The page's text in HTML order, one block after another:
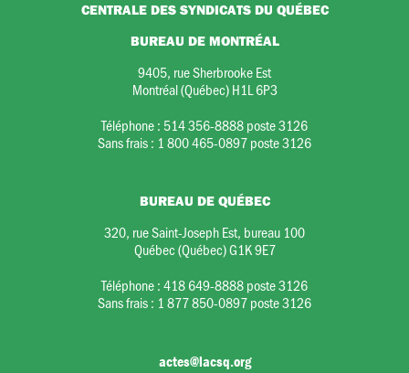
CENTRALE DES SYNDICATS DU QUÉBEC
BUREAU DE MONTRÉAL
9405, rue Sherbrooke Est
Montréal (Québec) H1L 6P3
Téléphone : 514 356-8888 poste 3126
Sans frais : 1 800 465-0897 poste 3126
BUREAU DE QUÉBEC
320, rue Saint-Joseph Est, bureau 100
Québec (Québec) G1K 9E7
Téléphone :418 649-8888 poste 3126
Sans frais : 1 877 850-0897 poste 3126
actes@lacsq.org